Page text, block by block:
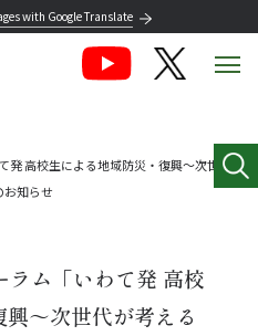
with Google Translate
高校生による地域防災・復興～次世
知らせ
ラム「いわて発 高校
～次世代が考える